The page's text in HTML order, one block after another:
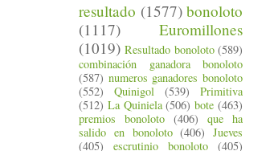
resultado (1577) bonoloto
(1117)
Euromillones
(1019) Resultado bonoloto (589)
combinación ganadora bonoloto
(587) numeros ganadores bonoloto
(552)
Quinigol (539)
Primitiva
(512) La Quiniela (506) bote (463)
premios bonoloto (406)
que ha
salido en bonoloto (406) Jueves
(405)
escrutinio bonoloto
(405)